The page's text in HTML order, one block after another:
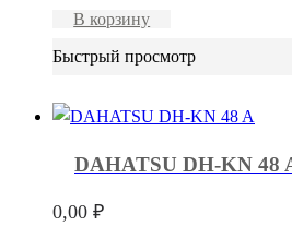
В корзину
Быстрый просмотр
DAHATSU DH-KN 48
0,00₽